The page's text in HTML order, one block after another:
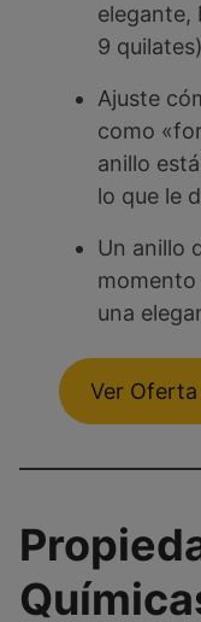
elegante,
9 quilates)
Ajuste
como
anillo
lo que le
Un anillo
momento
una
Ver